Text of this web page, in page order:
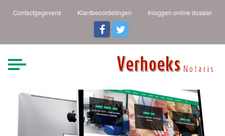
Contactgegevens Klantbeoordelingen Inloggen online dossier
Verhoeks Notaris |
Den Helder
verhaal